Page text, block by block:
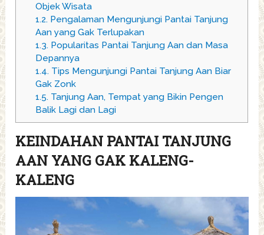
Objek Wisata
1.2.Pengalaman Mengunjungi Pantai Tanjung
Aan yang Gak Terlupakan
1.3.Popularitas Pantai Tanjung Aan dan Masa
Depannya
1.4.Tips Mengunjungi Pantai Tanjung Aan Biar
Gak Zonk
1.5.Tanjung Aan, Tempat yang Bikin Pengen
Balik Lagi dan Lagi
KEINDAHAN PANTAI TANJUNG
AAN YANG GAK KALENG-
KALENG